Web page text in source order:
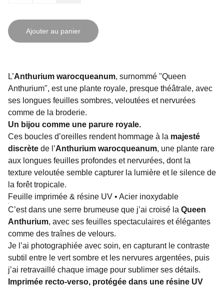
Ajouter au panier
L’Anthurium warocqueanum, surnommé "Queen
Anthurium", est une plante royale, presque théâtrale, avec
ses longues feuilles sombres, veloutées et nervurées
comme de la broderie.
Un bijou comme une parure royale.
Ces boucles d’oreilles rendent hommage à la majesté
discrète de l’Anthurium warocqueanum, une plante rare
aux longues feuilles profondes et nervurées, dont la
texture veloutée semble capturer la lumière et le silence de
la forêt tropicale.
Feuille imprimée & résine UV • Acier inoxydable
C’est dans une serre brumeuse que j’ai croisé la Queen
Anthurium, avec ses feuilles spectaculaires et élégantes
comme des traînes de velours.
Je l’ai photographiée avec soin, en capturant le contraste
subtil entre le vert sombre et les nervures argentées, puis
j’ai retravaillé chaque image pour sublimer ses détails.
Imprimée recto-verso, protégée dans une résine UV